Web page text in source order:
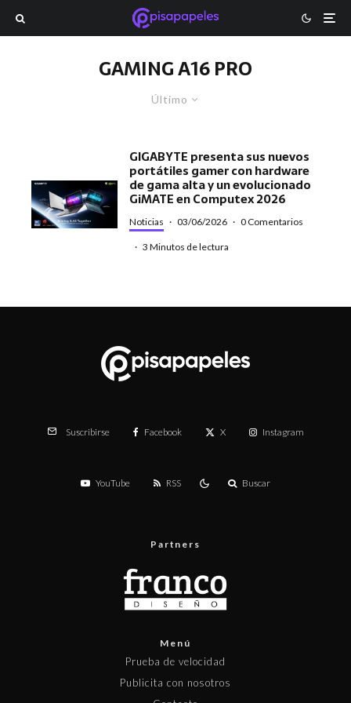
GAMING A16 PRO
Último
GIGABYTE presenta sus nuevos
portátiles gamer con hardware
de gama alta y un evolucionado
GiMATE en Computex 2026
Noticias · 03/06/2026 · 0 Comentarios
· 3 Minutos de lectura
Suscribirse Facebook X Instagram
YouTube RSS Buscar
Partners
Menú
Prueba de velocidad
Publicita con nosotros